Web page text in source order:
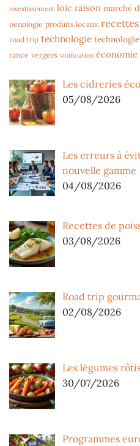
investissement loïc raison marché
oenologie produits locaux recettes
road trip technologie
rance vergers vinification économie
Les cidreries
05/08/2026
Les erreurs à
nouvelle gamme
04/08/2026
Recettes de
03/08/2026
Road trip
02/08/2026
Les légumes
30/07/2026
Programmes